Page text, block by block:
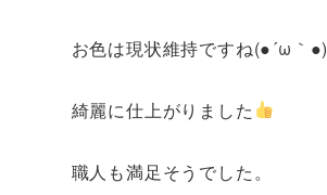
お色は現状維持ですね(●´ω｀●)
綺麗に仕上がりました
職人も満足そうでした。